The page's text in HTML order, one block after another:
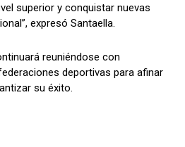
superior y conquistar nuevas
expresó Santaella.
reuniéndose con
deportivas para afinar
su éxito.